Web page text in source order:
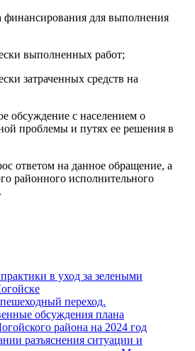
финансирования для выполнения
выполненных работ;
затраченных средств на
обсуждение с населением о
проблемы и путях ее решения в
ответом на данное обращение, а
районного исполнительного
в уход за зелеными
переход.
обсуждения плана
района на 2024 год
разъяснения ситуации и